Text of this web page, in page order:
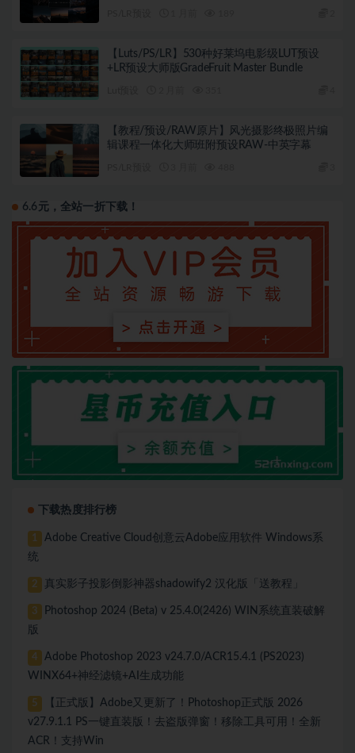
【Luts/PS/LR】530种好莱坞电影级LUT预设
+LR预设大师版GradeFruit Master Bundle
【教程/预设/RAW原片】风光摄影终极照片编
辑课程一体化大师班附预设RAW-中英字幕
6.6元，全站一折下载！
下载热度排行榜
1
Adobe Creative Cloud创意云Adobe应用软件 Windows系
统
2 真实影子投影倒影神器shadowify2 汉化版「送教程」
3
Photoshop 2024 (Beta) v 25.4.0(2426) WIN系统直装破解
版
4
Adobe Photoshop 2023 v24.7.0/ACR15.4.1 (PS2023)
WINX64+神经滤镜+AI生成功能
5
【正式版】Adobe又更新了！Photoshop正式版 2026
v27.9.1.1 PS一键直装版！去盗版弹窗！移除工具可用！全新
ACR！支持Win